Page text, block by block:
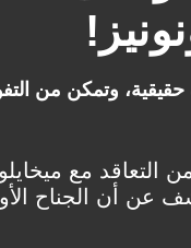
وتمكن من
مع
عن أن الجناح